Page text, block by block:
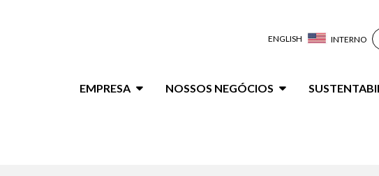
ENGLISH INTERNO
principalEMPRESA NOSSOS NEGÓCIOS